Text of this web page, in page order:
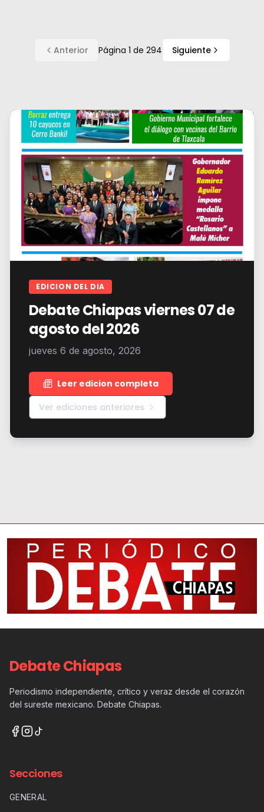
Anterior Página 1 de 294 Siguiente
EDICION DEL DIA
Debate Chiapas viernes 07 de
agosto del 2026
jueves 6 de agosto, 2026
Leer edicion completa
Ver ediciones anteriores
Debate Chiapas
Periodismo independiente, crítico y veraz desde el corazón
del sureste mexicano. Debate Chiapas.
Secciones
GENERAL